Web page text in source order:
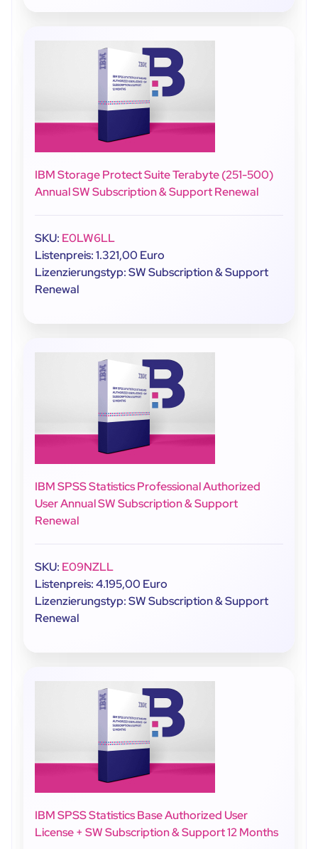
IBM Storage Protect Suite Terabyte (251-500)
Annual SW Subscription & Support Renewal
SKU: E0LW6LL
Listenpreis: 1.321,00 Euro
Lizenzierungstyp: SW Subscription & Support
Renewal
IBM SPSS Statistics Professional Authorized
User Annual SW Subscription & Support
Renewal
SKU: E09NZLL
Listenpreis: 4.195,00 Euro
Lizenzierungstyp: SW Subscription & Support
Renewal
IBM SPSS Statistics Base Authorized User
License + SW Subscription & Support 12 Months